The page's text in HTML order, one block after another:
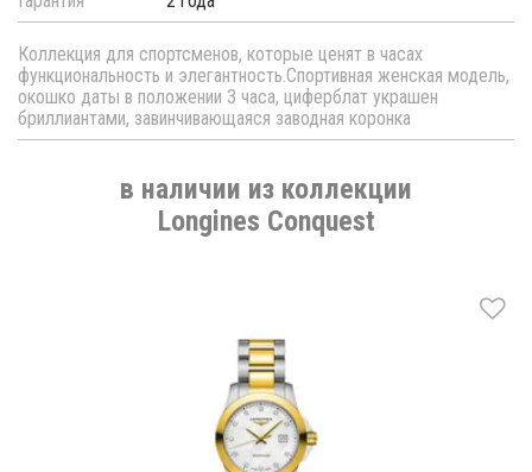
Коллекция для спортсменов, которые ценят в часах
функциональность и элегантность.Спортивная женская модель,
окошко даты в положении 3 часа, циферблат украшен
бриллиантами, завинчивающаяся заводная коронка
в наличии из коллекции
Longines Conquest